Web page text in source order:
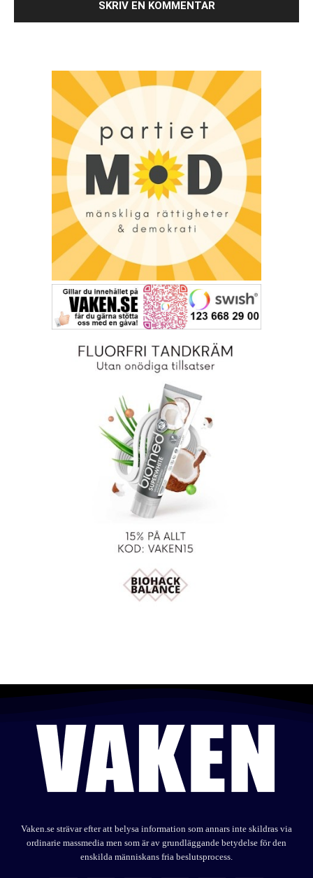
Vaken.se strävar efter att belysa information som annars inte skildras via
ordinarie massmedia men som är av grundläggande betydelse för den
enskilda människans fria beslutsprocess.